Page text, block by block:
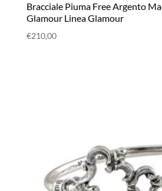
Bracciale Piuma Free Argento
Glamour Linea Glamour
€210,00